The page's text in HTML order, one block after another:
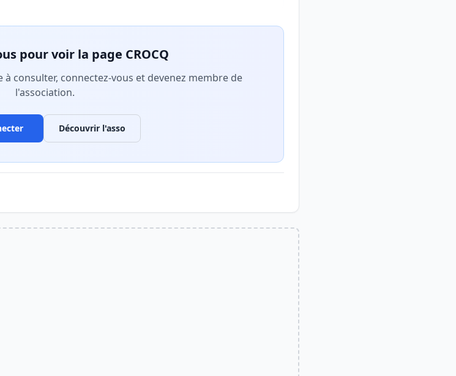
pour voir la page CROCQ
consulter, connectez-vous et devenez membre de
l'association.
Découvrir l'asso